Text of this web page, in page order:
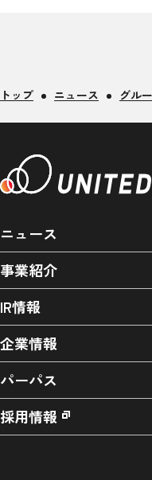
トップ ニュース グル
ニュース
事業紹介
IR情報
企業情報
パーパス
採用情報